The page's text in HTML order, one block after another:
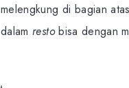
melengkung di bagian
dalamrestobisa dengan